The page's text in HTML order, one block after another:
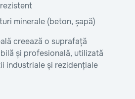
minerale (beton, șapă)
creează o suprafață
și profesională, utilizată
industriale și rezidențiale